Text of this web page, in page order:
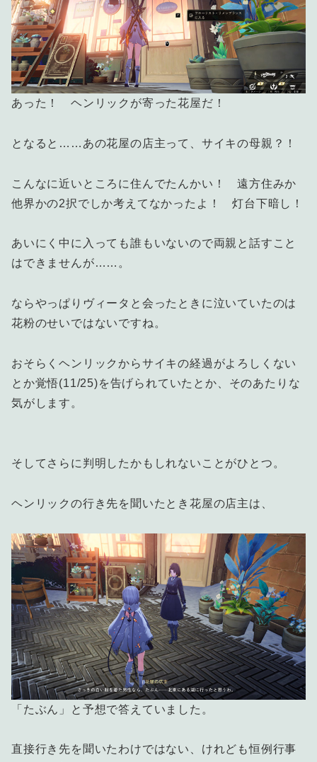
あった！ ヘンリックが寄った花屋だ！
となると……あの花屋の店主って、サイキの母親？！
こんなに近いところに住んでたんかい！ 遠方住みか
他界かの2択でしか考えてなかったよ！ 灯台下暗し！
あいにく中に入っても誰もいないので両親と話すこと
はできませんが……。
ならやっぱりヴィータと会ったときに泣いていたのは
花粉のせいではないですね。
おそらくヘンリックからサイキの経過がよろしくない
とか覚悟(11/25)を告げられていたとか、そのあたりな
気がします。
そしてさらに判明したかもしれないことがひとつ。
ヘンリックの行き先を聞いたとき花屋の店主は、
「たぶん」と予想で答えていました。
直接行き先を聞いたわけではない、けれども恒例行事